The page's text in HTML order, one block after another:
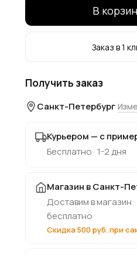
В
Заказ в 1
Получить заказ
Санкт-Петербург
Курьером — с
Бесплатно · 1-2 дня
Магазин в Санкт-
Доставим в магазин
бесплатно
Скидка 500 руб. при